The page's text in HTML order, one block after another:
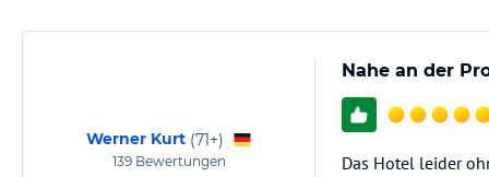
Werner Kurt (71+)
139 Bewertungen
Nahe an der
Das Hotel leider